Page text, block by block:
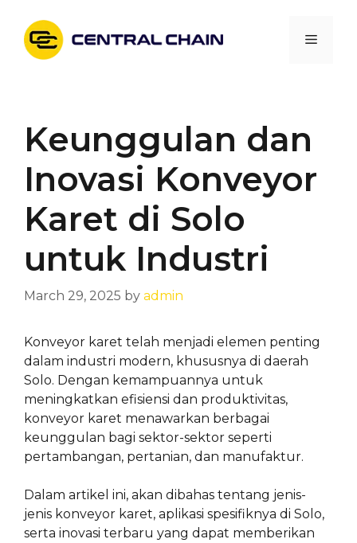
content
Menu
Keunggulan dan
Inovasi Konveyor
Karet di Solo
untuk Industri
March 29, 2025 by admin
Konveyor karet telah menjadi elemen penting
dalam industri modern, khususnya di daerah
Solo. Dengan kemampuannya untuk
meningkatkan efisiensi dan produktivitas,
konveyor karet menawarkan berbagai
keunggulan bagi sektor-sektor seperti
pertambangan, pertanian, dan manufaktur.
Dalam artikel ini, akan dibahas tentang jenis-
jenis konveyor karet, aplikasi spesifiknya di Solo,
serta inovasi terbaru yang dapat memberikan